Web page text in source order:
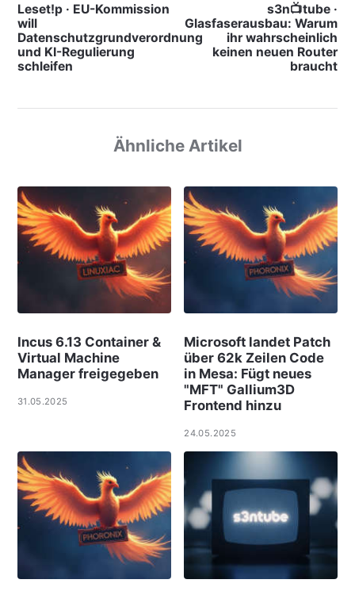
Leset!p · EU-Kommission
will
Datenschutzgrundverordnung
und KI-Regulierung
schleifen
s3n📺tube ·
Glasfaserausbau: Warum
ihr wahrscheinlich
keinen neuen Router
braucht
Ähnliche Artikel
Incus 6.13 Container &
Virtual Machine
Manager freigegeben
31.05.2025
Microsoft landet Patch
über 62k Zeilen Code
in Mesa: Fügt neues
"MFT" Gallium3D
Frontend hinzu
24.05.2025